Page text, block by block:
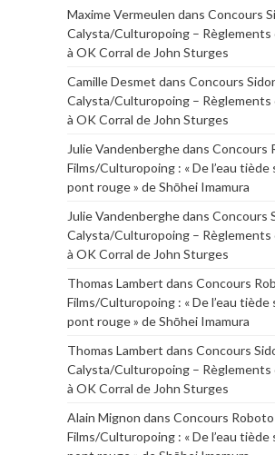
Maxime Vermeulen dans Concours
Calysta/Culturopoing – Règlements
à OK Corral de John Sturges
Camille Desmet dans Concours
Calysta/Culturopoing – Règlements
à OK Corral de John Sturges
Julie Vandenberghedans Concours
Films/Culturopoing : « De l’eau tiède
pont rouge » de Shōhei Imamura
Julie Vandenberghedans Concours
Calysta/Culturopoing – Règlements
à OK Corral de John Sturges
Thomas Lambert dans Concours
Films/Culturopoing : « De l’eau tiède
pont rouge » de Shōhei Imamura
Thomas Lambert dans Concours
Calysta/Culturopoing – Règlements
à OK Corral de John Sturges
Alain Mignon dans Concours Roboto
Films/Culturopoing : « De l’eau tiède